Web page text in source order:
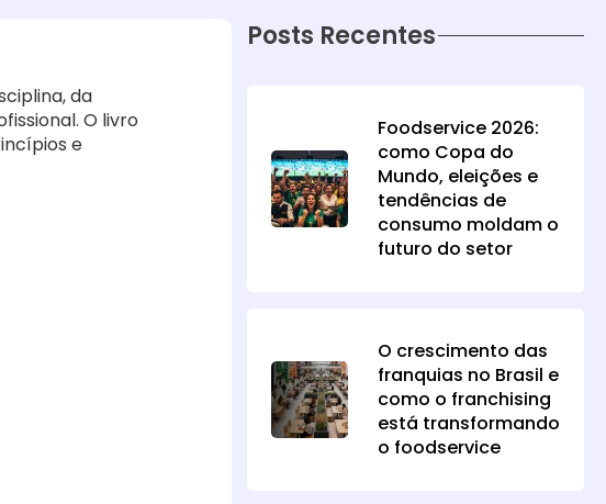
da
O livro
e
Posts Recentes
Foodservice 2026:
como Copa do
Mundo, eleições e
tendências de
consumo moldam o
futuro do setor
O crescimento das
franquias no Brasil e
como o franchising
está transformando
o foodservice